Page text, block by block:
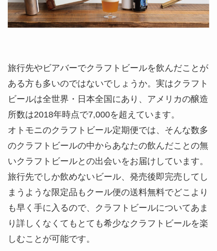
旅行先やビアバーでクラフトビールを飲んだことが
ある方も多いのではないでしょうか。実はクラフト
ビールは全世界・日本全国にあり、アメリカの醸造
所数は2018年時点で7,000を超えています。
オトモニのクラフトビール定期便では、そんな数多
のクラフトビールの中からあなたの飲んだことの無
いクラフトビールとの出会いをお届けしています。
旅行先でしか飲めないビール、発売後即完売してし
まうような限定品もクール便の送料無料でどこより
も早く手に入るので、クラフトビールについてあま
り詳しくなくてもとても希少なクラフトビールを楽
しむことが可能です。